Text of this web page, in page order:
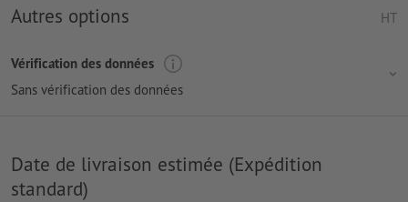
Autres options HT
Vérification des données
Sans vérification des données
Date de livraison estimée (Expédition
standard)